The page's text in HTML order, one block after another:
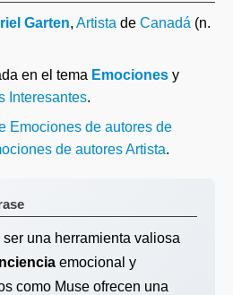
Garten, Artista de Canadá (n.
en el tema Emociones y
Interesantes.
Emociones de autores de
de autores Artista.
una herramienta valiosa
emocional y
como Muse ofrecen una